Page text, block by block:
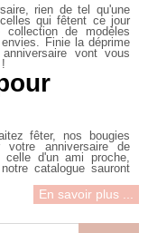
rien de tel qu'une
qui fêtent ce jour
collection de modèles
Finie la déprime
vont vous
fêter, nos bougies
anniversaire de
celle d'un ami proche,
catalogue sauront
En savoir plus ...